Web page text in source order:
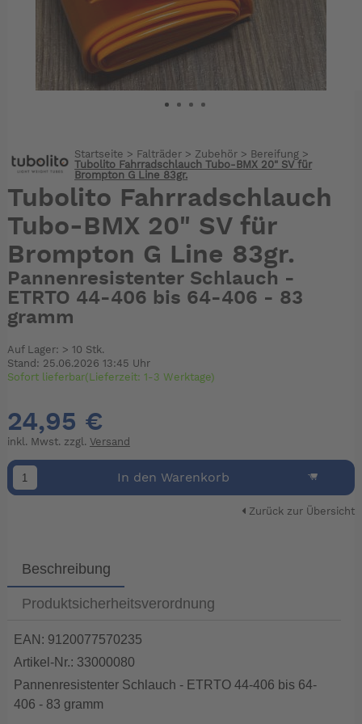
Startseite > Falträder > Zubehör > Bereifung >
Tubolito Fahrradschlauch Tubo-BMX 20" SV für
Brompton G Line 83gr.
Tubolito Fahrradschlauch
Tubo-BMX 20" SV für
Brompton G Line 83gr.
Pannenresistenter Schlauch -
ETRTO 44-406 bis 64-406 - 83
gramm
Auf Lager: > 10 Stk.
Stand: 25.06.2026 13:45 Uhr
Sofort lieferbar(Lieferzeit: 1-3 Werktage)
24,95 €
inkl. Mwst. zzgl. Versand
In den Warenkorb
Zurück zur Übersicht
Beschreibung
Produktsicherheitsverordnung
EAN: 9120077570235
Artikel-Nr.: 33000080
Pannenresistenter Schlauch - ETRTO 44-406 bis 64-
406 - 83 gramm